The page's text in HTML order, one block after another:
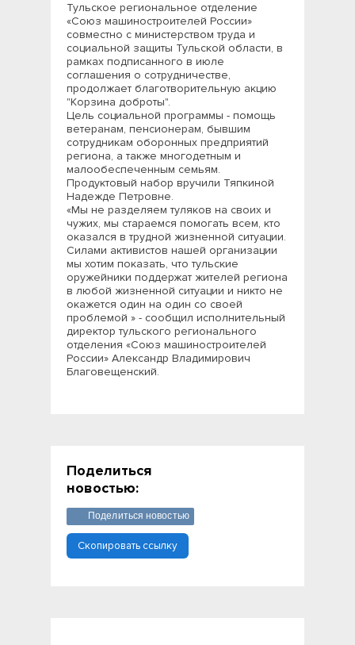
Тульское региональное отделение
«Союз машиностроителей России»
совместно с министерством труда и
социальной защиты Тульской области, в
рамках подписанного в июле
соглашения о сотрудничестве,
продолжает благотворительную акцию
"Корзина доброты".
Цель социальной программы - помощь
ветеранам, пенсионерам, бывшим
сотрудникам оборонных предприятий
региона, а также многодетным и
малообеспеченным семьям.
Продуктовый набор вручили Тяпкиной
Надежде Петровне.
«Мы не разделяем туляков на своих и
чужих, мы стараемся помогать всем, кто
оказался в трудной жизненной ситуации.
Силами активистов нашей организации
мы хотим показать, что тульские
оружейники поддержат жителей региона
в любой жизненной ситуации и никто не
окажется один на один со своей
проблемой » - сообщил исполнительный
директор тульского регионального
отделения «Союз машиностроителей
России» Александр Владимирович
Благовещенский.
Поделиться
новостью:
Поделиться новостью
Скопировать ссылку